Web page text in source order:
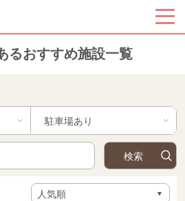
るおすすめ施設一覧